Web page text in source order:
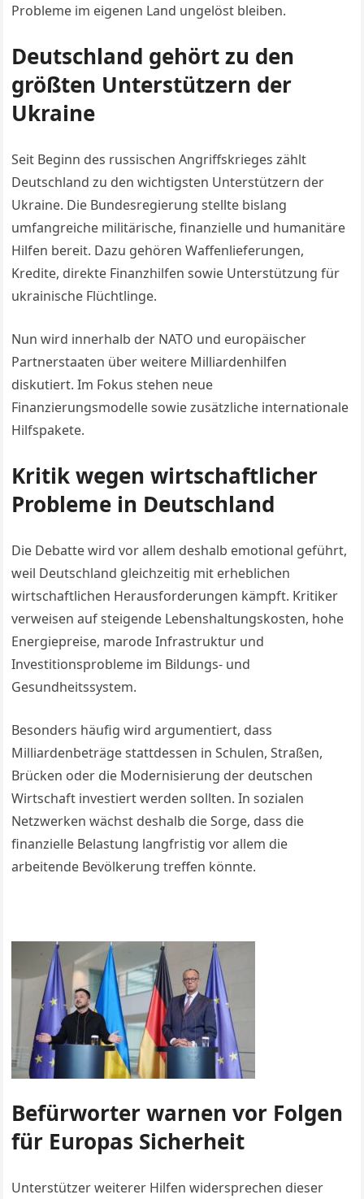
Probleme im eigenen Land ungelöst bleiben.
Deutschland gehört zu den
größten Unterstützern der
Ukraine
Seit Beginn des russischen Angriffskrieges zählt
Deutschland zu den wichtigsten Unterstützern der
Ukraine. Die Bundesregierung stellte bislang
umfangreiche militärische, finanzielle und humanitäre
Hilfen bereit. Dazu gehören Waffenlieferungen,
Kredite, direkte Finanzhilfen sowie Unterstützung für
ukrainische Flüchtlinge.
Nun wird innerhalb der NATO und europäischer
Partnerstaaten über weitere Milliardenhilfen
diskutiert. Im Fokus stehen neue
Finanzierungsmodelle sowie zusätzliche internationale
Hilfspakete.
Kritik wegen wirtschaftlicher
Probleme in Deutschland
Die Debatte wird vor allem deshalb emotional geführt,
weil Deutschland gleichzeitig mit erheblichen
wirtschaftlichen Herausforderungen kämpft. Kritiker
verweisen auf steigende Lebenshaltungskosten, hohe
Energiepreise, marode Infrastruktur und
Investitionsprobleme im Bildungs- und
Gesundheitssystem.
Besonders häufig wird argumentiert, dass
Milliardenbeträge stattdessen in Schulen, Straßen,
Brücken oder die Modernisierung der deutschen
Wirtschaft investiert werden sollten. In sozialen
Netzwerken wächst deshalb die Sorge, dass die
finanzielle Belastung langfristig vor allem die
arbeitende Bevölkerung treffen könnte.
Befürworter warnen vor Folgen
für Europas Sicherheit
Unterstützer weiterer Hilfen widersprechen dieser